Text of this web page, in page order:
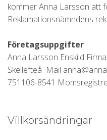
kommer Anna Larsson att
Reklamationsnämndens
Företagsuppgifter
Anna Larsson Enskild
Skellefteå Mail
751106-8541
Villkorsändringar